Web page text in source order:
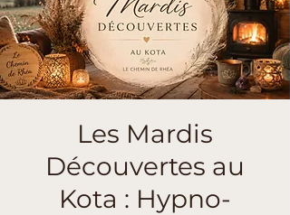
Les Mardis
Découvertes au
Kota : Hypno-